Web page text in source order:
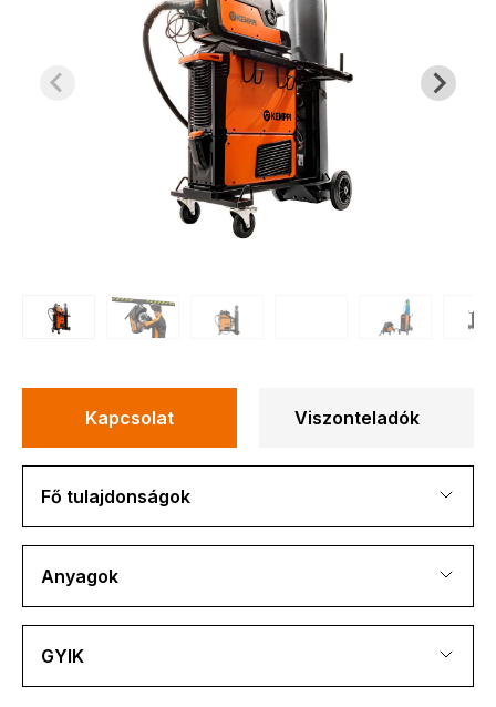
Kapcsolat Viszonteladók
Fő tulajdonságok
Anyagok
GYIK